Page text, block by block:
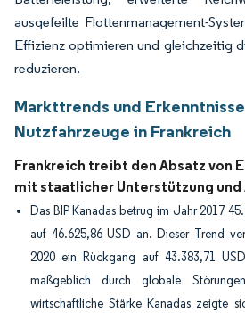
ausgefeilte Flottenmanagement-
Effizienz optimieren und gleichzeitig
reduzieren.
Markttrends und
Nutzfahrzeuge in Frankreich
Frankreich treibt den Absatz von
mit staatlicher Unterstützung und
Das BIP Kanadas betrug im Jahr 2017
auf 46.625,86 USD an. Dieser Trend
2020 ein Rückgang auf 43.383,71
maßgeblich durch globale
wirtschaftliche Stärke Kanadas zeigte